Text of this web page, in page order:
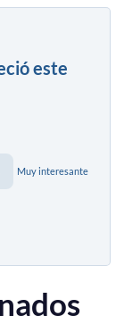
este
Muy interesante